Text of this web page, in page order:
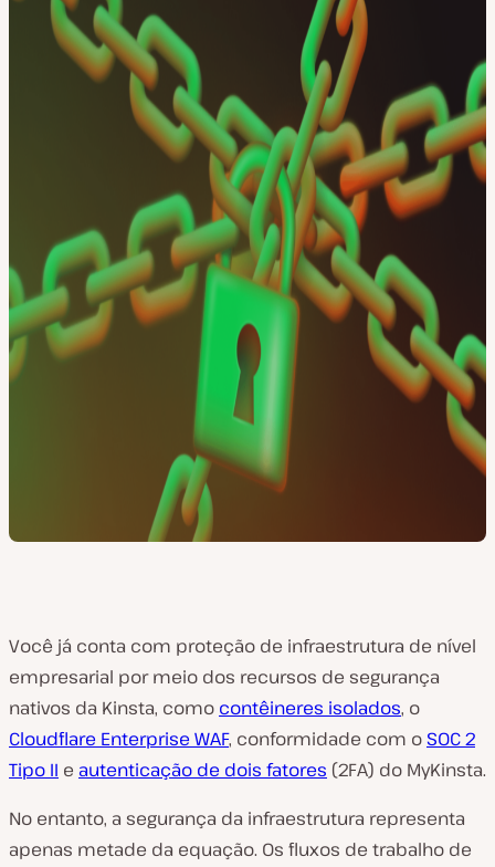
Você já conta com proteção de infraestrutura de nível
empresarial por meio dos recursos de segurança
nativos da Kinsta, como contêineres isolados, o
Cloudflare Enterprise WAF, conformidade com o SOC 2
Tipo II e autenticação de dois fatores (2FA) do MyKinsta.
No entanto, a segurança da infraestrutura representa
apenas metade da equação. Os fluxos de trabalho de